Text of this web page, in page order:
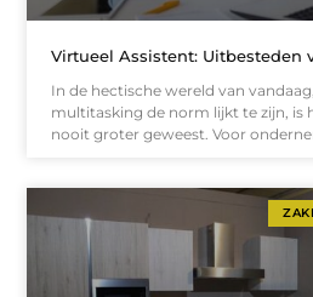
Virtueel Assistent: Uitbesteden
In de hectische wereld van
multitasking de norm lijkt te zijn, is
nooit groter geweest. Voor